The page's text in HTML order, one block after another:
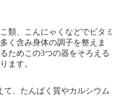
類、こんにゃくなどでビタミ
く含み身体の調子を整えま
ためこの3つの器をそろえる
ます。
て、たんぱく質やカルシウム